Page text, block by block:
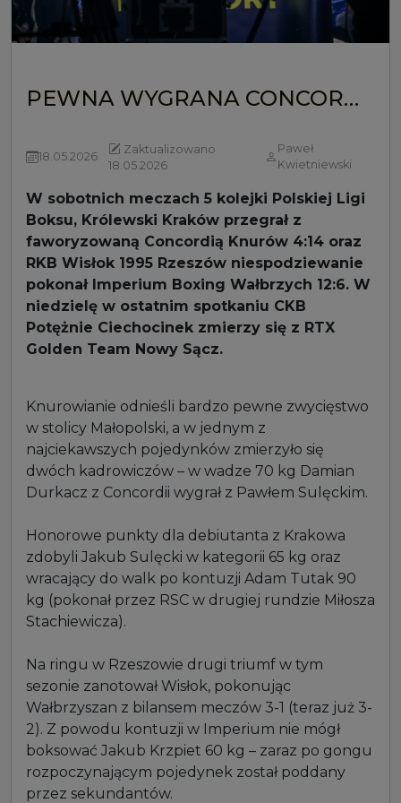
PEWNA WYGRANA CONCORDII ORAZ NIESPODZIANKA W RZESZOWIE
18.05.2026
Zaktualizowano
18.05.2026
Paweł
Kwietniewski
W sobotnich meczach 5 kolejki Polskiej Ligi
Boksu, Królewski Kraków przegrał z
faworyzowaną Concordią Knurów 4:14 oraz
RKB Wisłok 1995 Rzeszów niespodziewanie
pokonał Imperium Boxing Wałbrzych 12:6. W
niedzielę w ostatnim spotkaniu CKB
Potężnie Ciechocinek zmierzy się z RTX
Golden Team Nowy Sącz.
Knurowianie odnieśli bardzo pewne zwycięstwo
w stolicy Małopolski, a w jednym z
najciekawszych pojedynków zmierzyło się
dwóch kadrowiczów – w wadze 70 kg Damian
Durkacz z Concordii wygrał z Pawłem Sulęckim.
Honorowe punkty dla debiutanta z Krakowa
zdobyli Jakub Sulęcki w kategorii 65 kg oraz
wracający do walk po kontuzji Adam Tutak 90
kg (pokonał przez RSC w drugiej rundzie Miłosza
Stachiewicza).
Na ringu w Rzeszowie drugi triumf w tym
sezonie zanotował Wisłok, pokonując
Wałbrzyszan z bilansem meczów 3-1 (teraz już 3-
2). Z powodu kontuzji w Imperium nie mógł
boksować Jakub Krzpiet 60 kg – zaraz po gongu
rozpoczynającym pojedynek został poddany
przez sekundantów.